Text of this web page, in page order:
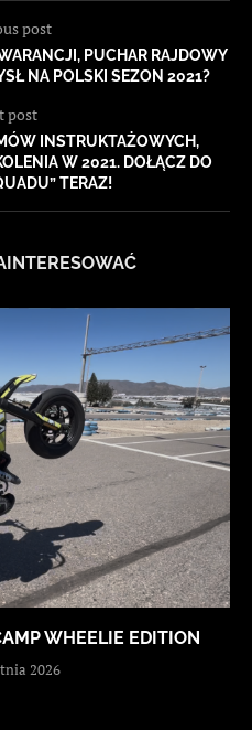
post
PUCHAR RAJDOWY
NA POLSKI SEZON 2021?
post
INSTRUKTAŻOWYCH,
W 2021. DOŁĄCZ DO
TERAZ!
WHEELIE EDITION
2026